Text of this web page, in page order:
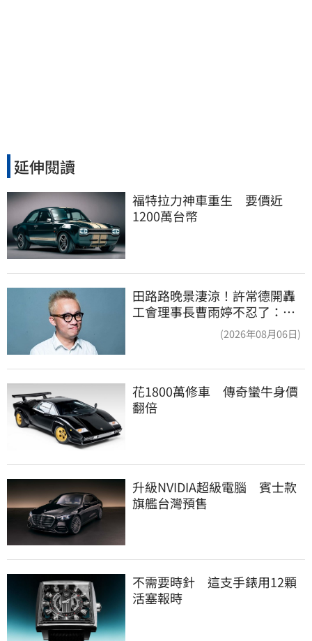
延伸閱讀
福特拉力神車重生　要價近
1200萬台幣
田路路晚景淒涼！許常德開轟
工會理事長曹雨婷不忍了：別
(2026年08月06日)
花1800萬修車　傳奇蠻牛身價
翻倍
升級NVIDIA超級電腦　賓士款
旗艦台灣預售
不需要時針　這支手錶用12顆
活塞報時